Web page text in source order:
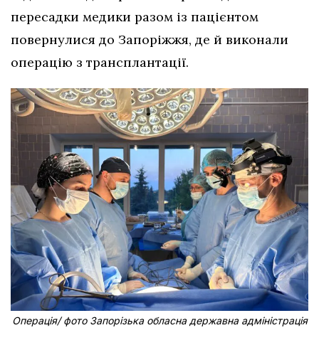
пересадки медики разом із пацієнтом
повернулися до Запоріжжя, де й виконали
операцію з трансплантації.
Операція/ фото Запорізька обласна державна адміністрація